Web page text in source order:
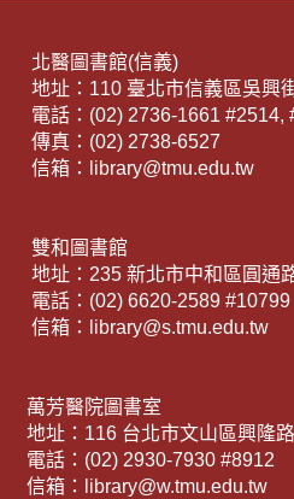
北醫圖書館(信義)
地址：110 臺北市信義區吳興
電話：(02) 2736-1661 #2514,
傳真：(02) 2738-6527
信箱：library@tmu.edu.tw
雙和圖書館
地址：235 新北市中和區圓通
電話：(02) 6620-2589 #10799
信箱：library@s.tmu.edu.tw
萬芳醫院圖書室
地址：116 台北市文山區興隆
電話：(02) 2930-7930 #8912
信箱：library@w.tmu.edu.tw